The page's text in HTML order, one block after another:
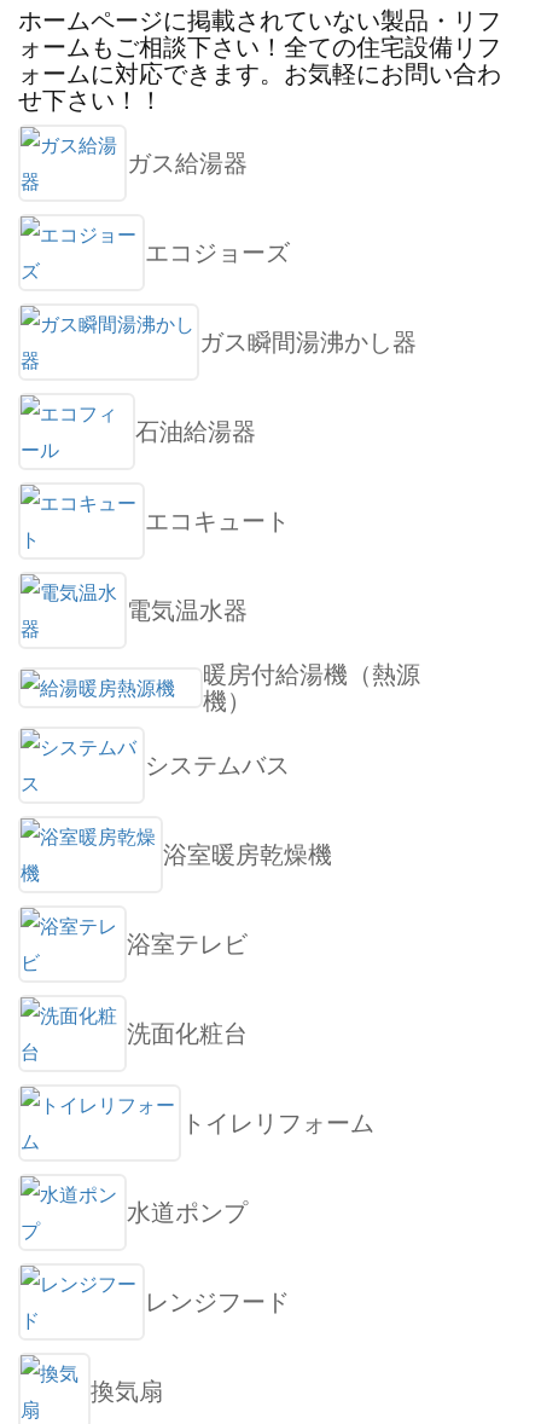
ホームページに掲載されていない製品・リフ
ォームもご相談下さい！全ての住宅設備リフ
ォームに対応できます。お気軽にお問い合わ
せ下さい！！
ガス給湯器
エコジョーズ
ガス瞬間湯沸かし器
石油給湯器
エコキュート
電気温水器
暖房付給湯機（熱源
機）
システムバス
浴室暖房乾燥機
浴室テレビ
洗面化粧台
トイレリフォーム
水道ポンプ
レンジフード
換気扇